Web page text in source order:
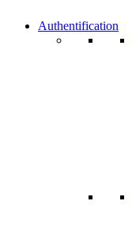
Authentification